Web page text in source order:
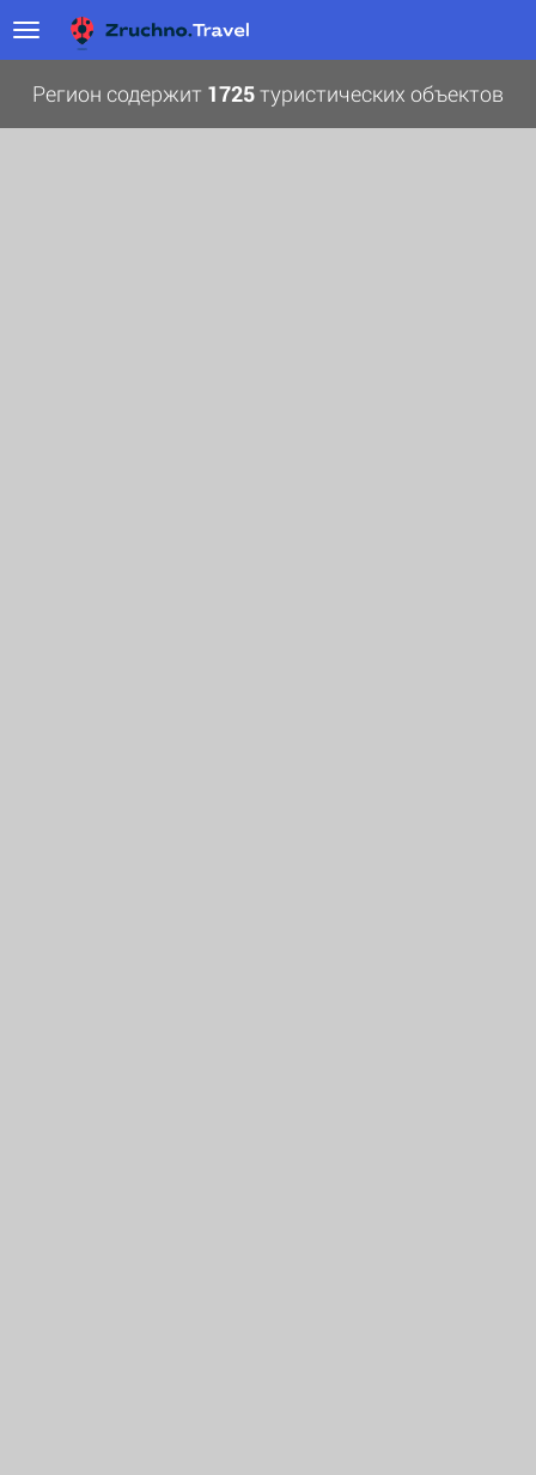
Регион содержит 1725туристических объектов